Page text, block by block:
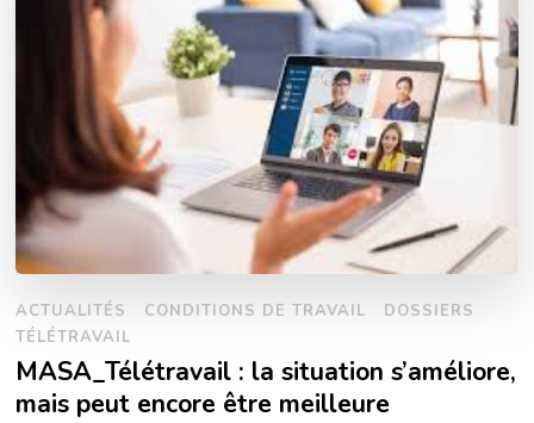
ACTUALITÉS CONDITIONS DE TRAVAIL
DOSSIERS
TÉLÉTRAVAIL
MASA_Télétravail : la situation s’améliore,
mais peut encore être meilleure